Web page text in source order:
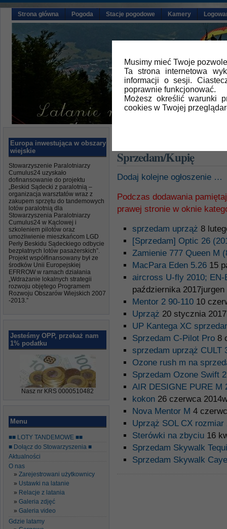
Musimy mieć Twoje
Ta strona internetowa
informacji o sesji.
poprawnie funkcjonować.
Możesz określić warunki
cookies w Twojej
Strona główna Pogoda Stacje pogodowe Kamery
Europa inwestująca w obszary
wiejskie
Stowarzyszenie Paralotniarzy
Cumulus24 uzyskało
dofinansowanie do projektu
„Beskid Sądecki z paralotnią –
organizacja warsztatów wraz z
zakupem sprzętu do tandemowych
lotów paralotnią dla
Stowarzyszenia Paralotniarzy
Cumulus24 w Kąclowej i
szkoleniem pilotów oraz
umożliwienie mieszkańcom LGD
Perły Beskidu Sądeckiego odbycie
bezpłatnych lotów pasażerskich”.
Projekt współfinansowany był ze
środków Unii Europejskiej
EFRROW w ramach działania
„Wdrażanie lokalnych strategii
rozwoju objętego Programem
Rozwoju Obszarów Wiejskich 2007
-2013.”
Jesteśmy OPP, przekaż nam
1% podatku
Nasz nr KRS 0000510482
Menu
■■ LOTY TANDEMOWE ■■
■ Dołącz do Stowarzyszenia ■
Aktualności
O nas
Zarejestrowani użytkownicy
Ustawki na latanie
Relacje z latania
Galeria zdjęć
Galeria video
Gdzie latamy
Sprzedam/Kupię
Dodaj kolejne ogłoszenie …
Podczas dodawania
prawej stronie w oknie
sprzedam uprząż 8
[Sprzedam] Optic 26
Zamienie 777 Queen M
MacPara Eden 5.26 15
aircross U-fly 2010;
października 2017jurgen
Mentor 2 90-110 10
Uprząż 20 stycznia
UP Kantega XC
Sprzedam C-Pilot Pro 8
sprzedam uprząż CULT
Ozone rush m na
Sprzedam Ozone Swift
AIR DESIGNE PURE M
kokon 26 czerwca
Nova Mentor M 4
Uprząż SOL CX
Sterówki na zbyciu 16
Sprzedam Skywalk
Sprzedam Skywalk